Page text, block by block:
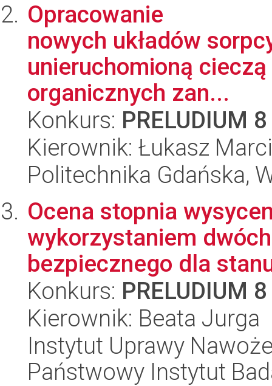
Opracowanie
nowych układów
unieruchomioną
organicznych zan...
Konkurs: PRELUDIUM 8
Kierownik: Łukasz
Politechnika Gdańska,
Ocena stopnia
wykorzystaniem
bezpiecznego dla
Konkurs: PRELUDIUM 8
Kierownik: Beata Jurga
Instytut Uprawy
Państwowy Instytut